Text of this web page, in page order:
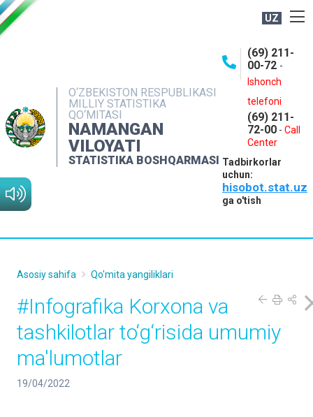
UZ
O‘ZBEKISTON RESPUBLIKASI
MILLIY STATISTIKA
QO‘MITASI
NAMANGAN
VILOYATI
STATISTIKA BOSHQARMASI
(69) 211-
00-72 -
Ishonch
telefoni
(69) 211-
72-00 - Call
Center
Tadbirkorlar
uchun:
hisobot.stat.uz
ga o'tish
NASHRLAR
INTERAKTIV XIZMATLAR
MATBUOT XIZMATI
MUROJAATLAR
Asosiy sahifa Qo'mita yangiliklari
#Infografika Korxona va
tashkilotlar to‘g‘risida umumiy
ma'lumotlar
19/04/2022